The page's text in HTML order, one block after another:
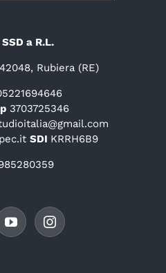
a R.L.
Rubiera (RE)
3703725346
SDI KRRH6B9